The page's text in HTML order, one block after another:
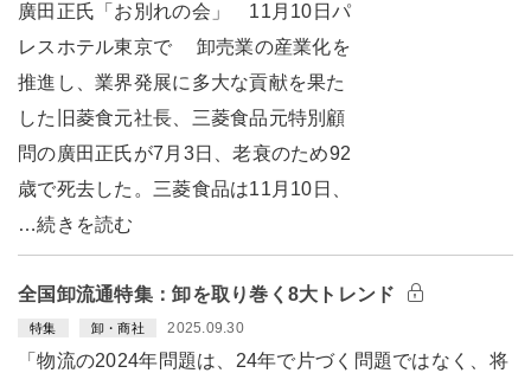
廣田正氏「お別れの会」 11月10日パ
レスホテル東京で 卸売業の産業化を
推進し、業界発展に多大な貢献を果た
した旧菱食元社長、三菱食品元特別顧
問の廣田正氏が7月3日、老衰のため92
歳で死去した。三菱食品は11月10日、
…続きを読む
全国卸流通特集：卸を取り巻く8大トレンド
特集 卸・商社 2025.09.30
「物流の2024年問題は、24年で片づく問題ではなく、将